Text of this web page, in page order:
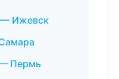
— Ижевск
Пермь